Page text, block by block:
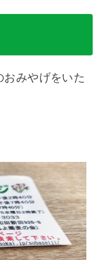
みやげをいた